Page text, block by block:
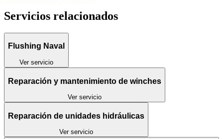
Servicios relacionados
Flushing Naval
Ver servicio
Reparación y mantenimiento de winches
Ver servicio
Reparación de unidades hidráulicas
Ver servicio